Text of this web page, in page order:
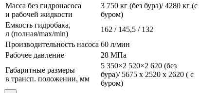
Масса без гидронасоса
и рабочей жидкости
3 750 кг (без бура)/ 4280 кг (с
буром)
Емкость гидробака,
л (полная/max/min)
162 / 145,5 / 132
Производительность насоса 60 л/мин
Рабочее давление
28 МПа
Габаритные размеры
в трансп. положении, мм
5 350×2 520×2 620 (без
бура)/ 5675 х 2520 х 2620 ( с
буром)